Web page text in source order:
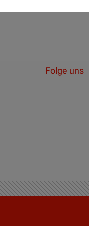
Folge uns